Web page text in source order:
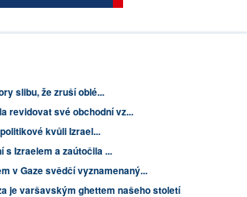
slibu, že zruší oblé...
revidovat své obchodní vz...
kvůli Izrael...
s Izraelem a zaútočila ...
v Gaze svědčí vyznamenaný...
je varšavským ghettem našeho století